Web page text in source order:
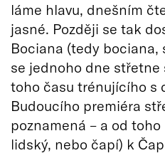
láme hlavu, dnešním
jasné. Později se tak
Bociana (tedy
se jednoho dne střetne
toho času trénujícího s
Budoucího premiéra
poznamená – a od
lidský, nebo čapí) k